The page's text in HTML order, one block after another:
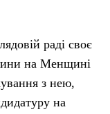
раді своє
на Менщині
з нею,
на